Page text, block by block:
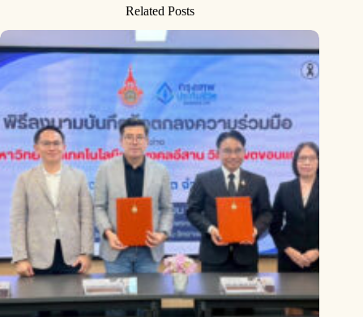
Related Posts